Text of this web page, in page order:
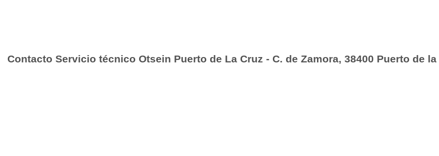
Contacto Servicio técnico Otsein Puerto de La Cruz - C. de Zamora, 38400 Puerto de